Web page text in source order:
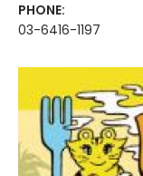
PHONE:
03-6416-1197